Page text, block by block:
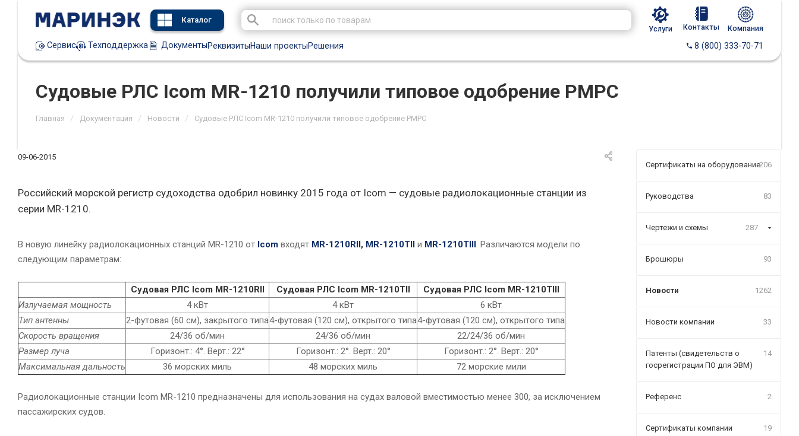
Каталог
Услуги Контакты Компания
Сервис Техподдержка ДокументыРеквизитыНаши проектыРешения 8 (800) 333-70-71
Судовые РЛС Icom MR-1210 получили типовое одобрение РМРС
Главная / Документация / Новости / Судовые РЛС Icom MR-1210 получили типовое одобрение РМРС
09-06-2015
Российский морской регистр судоходства одобрил новинку 2015 года от Icom — судовые радиолокационные станции из
серии MR-1210.
В новую линейку радиолокационных станций MR-1210 от Icom входят MR-1210RII, MR-1210TII и MR-1210TIII. Различаются модели по
следующим параметрам:
Судовая РЛС Icom MR-1210RII Судовая РЛС Icom MR-1210TII
Судовая РЛС Icom MR-1210TIII
Излучаемая мощность
4 кВт 4 кВт
6 кВт
Тип антенны
2-футовая (60 см), закрытого типа4-футовая (120 см), открытого типа4-футовая (120 см), открытого типа
Скорость вращения
24/36 об/мин 24/36 об/мин
22/24/36 об/мин
Размер луча
Горизонт.: 4°. Верт.: 22° Горизонт.: 2°. Верт.: 20°
Горизонт.: 2°. Верт.: 20°
Максимальная дальность
36 морских миль 48 морских миль 72 морские мили
Радиолокационные станции Icom MR-1210 предназначены для использования на судах валовой вместимостью менее 300, за исключением
пассажирских судов.
Сертификаты на оборудование206
Руководства 83
Чертежи и схемы 287
Брошюры 93
Новости 1262
Новости компании 33
Патенты (свидетельств о
госрегистрации ПО для ЭВМ)
14
Референс 2
Сертификаты компании 19